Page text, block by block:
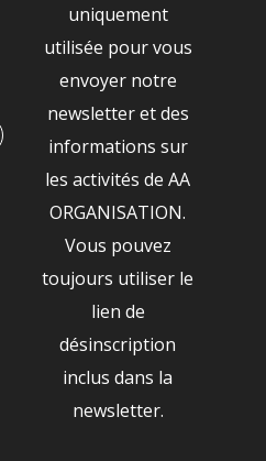
uniquement
utilisée pour vous
envoyer notre
newsletter et des
informations sur
les activités de AA
ORGANISATION.
Vous pouvez
toujours utiliser le
lien de
désinscription
inclus dans la
newsletter.